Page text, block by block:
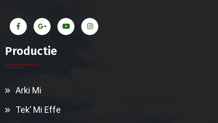
Productie
Arki Mi
Tek’ Mi Effe